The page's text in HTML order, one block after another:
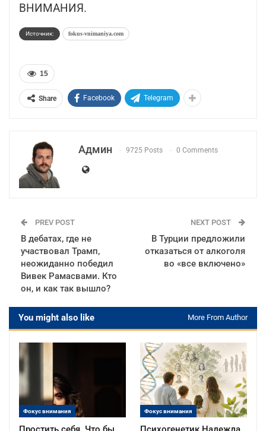
ВНИМАНИЯ.
Источник: fokus-vnimaniya.com
15
Share Facebook Telegram
Админ 9725 Posts 0 Comments
PREV POST
В дебатах, где не
участвовал Трамп,
неожиданно победил
Вивек Рамасвами. Кто
он, и как так вышло?
NEXT POST
В Турции предложили
отказаться от алкоголя
во «все включено»
You might also like More From Author
Фокус внимания Фокус внимания